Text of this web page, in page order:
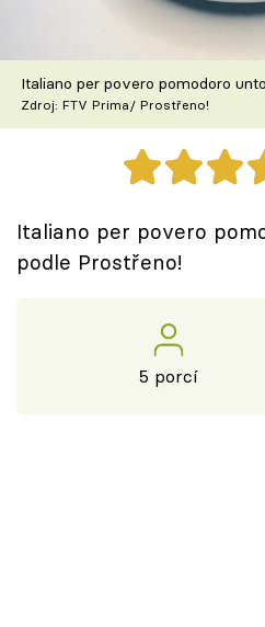
Recepty z TV
Speciál: Cuketa
Těhotnej kuchař
Sledujte prima+
Italiano per povero pomodoro
Zdroj: FTV Prima/ Prostřeno!
Italiano per povero
podle Prostřeno!
5 porcí